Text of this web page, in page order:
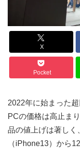
X
Pocket
2022年に始まった
PCの価格は高止ま
品の値上げは著しく
（iPhone13）から